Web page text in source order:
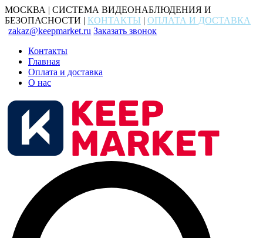
МОСКВА | СИСТЕМА ВИДЕОНАБЛЮДЕНИЯ И
БЕЗОПАСНОСТИ | КОНТАКТЫ | ОПЛАТА И ДОСТАВКА
zakaz@keepmarket.ru Заказать звонок
Контакты
Главная
Оплата и доставка
О нас